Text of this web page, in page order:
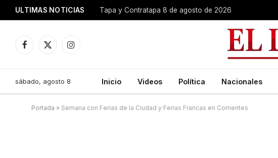
ULTIMAS NOTICIAS Tapa y Contratapa 8 de agosto de 2026
Facebook
X
Instagram
sábado, agosto 8 Inicio Videos Política Nacionales
Portada » Semana con Ferias de la Ciudad y Ferias Francas en Corrientes